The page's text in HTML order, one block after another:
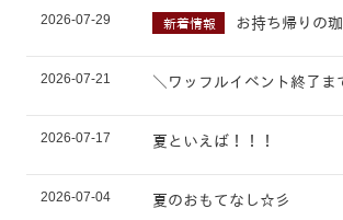
2026-07-29 新着情報 お持ち帰りの
2026-07-21 ＼ワッフルイベント終了ま
2026-07-17 夏といえば！！！
2026-07-04 夏のおもてなし☆彡